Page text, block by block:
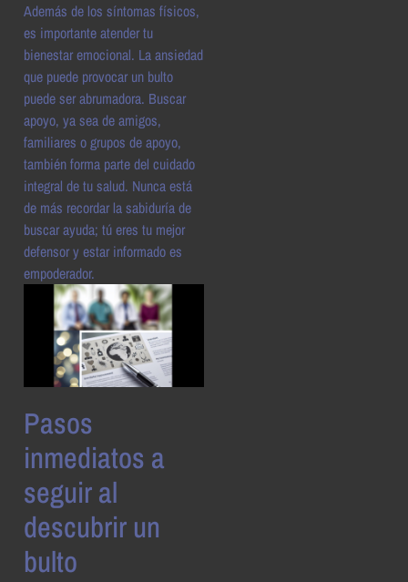
Además de los síntomas físicos,
es importante atender tu
bienestar emocional. La ansiedad
que puede provocar un bulto
puede ser abrumadora. Buscar
apoyo, ya sea de amigos,
familiares o grupos de apoyo,
también forma parte del cuidado
integral de tu salud. Nunca está
de más recordar la sabiduría de
buscar ayuda; tú eres tu mejor
defensor y estar informado es
empoderador.
Pasos
inmediatos a
seguir al
descubrir un
bulto